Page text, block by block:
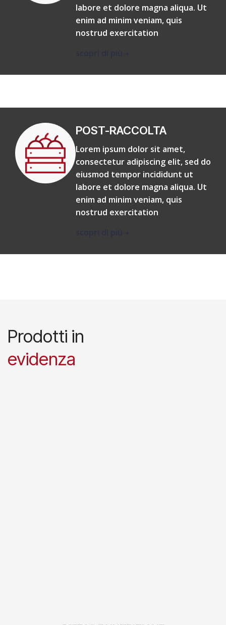
labore et dolore magna aliqua. Ut
enim ad minim veniam, quis
nostrud exercitation
POST-RACCOLTA
Lorem ipsum dolor sit amet,
consectetur adipiscing elit, sed do
eiusmod tempor incididunt ut
labore et dolore magna aliqua. Ut
enim ad minim veniam, quis
nostrud exercitation
Prodotti in
evidenza